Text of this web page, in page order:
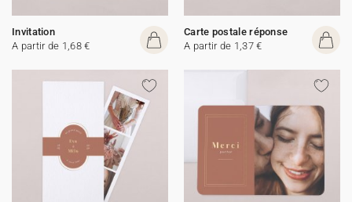
Invitation
A partir de 1,68 €
Carte postale réponse
A partir de 1,37 €